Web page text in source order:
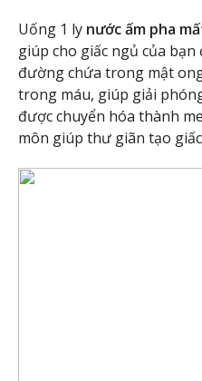
Uống 1 ly nước ấm pha
giúp cho giấc ngủ của
đường chứa trong mật
trong máu, giúp giải
được chuyển hóa thành
môn giúp thư giãn tạo